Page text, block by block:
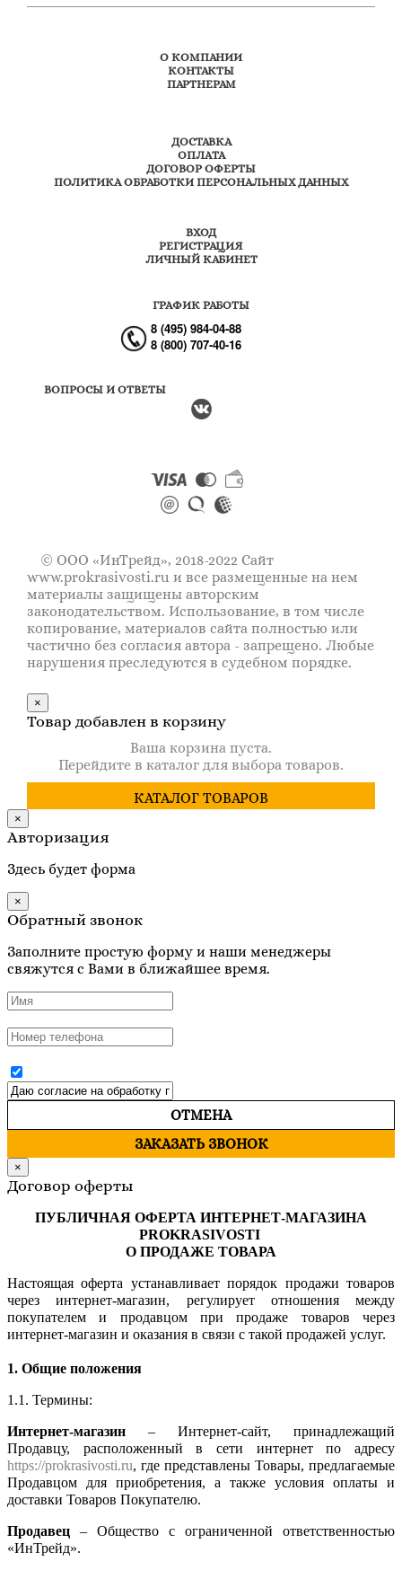
О КОМПАНИИ
КОНТАКТЫ
ПАРТНЕРАМ
ДОСТАВКА
ОПЛАТА
ДОГОВОР ОФЕРТЫ
ПОЛИТИКА ОБРАБОТКИ ПЕРСОНАЛЬНЫХ ДАННЫХ
ВХОД
РЕГИСТРАЦИЯ
ЛИЧНЫЙ КАБИНЕТ
ГРАФИК РАБОТЫ
8 (495) 984-04-88
8 (800) 707-40-16
ВОПРОСЫ И ОТВЕТЫ
© ООО «ИнТрейд», 2018-2022 Сайт
www.prokrasivosti.ruи все размещенные на нем
материалы защищены авторским
законодательством. Использование, в том числе
копирование, материалов сайта полностью или
частично без согласия автора - запрещено. Любые
нарушения преследуются в судебном порядке.
×
Товар добавлен в корзину
Ваша корзина пуста.
Перейдите в каталог для выбора товаров.
КАТАЛОГ ТОВАРОВ
×
Авторизация
Здесь будет форма
×
Обратный звонок
Заполните простую форму и наши менеджеры
свяжутся с Вами в ближайшее время.
ОТМЕНА
ЗАКАЗАТЬ ЗВОНОК
×
Договор оферты
ПУБЛИЧНАЯ ОФЕРТА ИНТЕРНЕТ-МАГАЗИНА
PROKRASIVOSTI
О ПРОДАЖЕ ТОВАРА
Настоящая оферта устанавливает порядок продажи товаров
через интернет-магазин, регулирует отношения между
покупателем и продавцом при продаже товаров через
интернет-магазин и оказания в связи с такой продажей услуг.
1. Общие положения
1.1. Термины:
Интернет-магазин – Интернет-сайт, принадлежащий
Продавцу, расположенный в сети интернет по адресу
https://prokrasivosti.ru, где представлены Товары, предлагаемые
Продавцом для приобретения, а также условия оплаты и
доставки Товаров Покупателю.
Продавец – Общество с ограниченной ответственностью
«ИнТрейд».